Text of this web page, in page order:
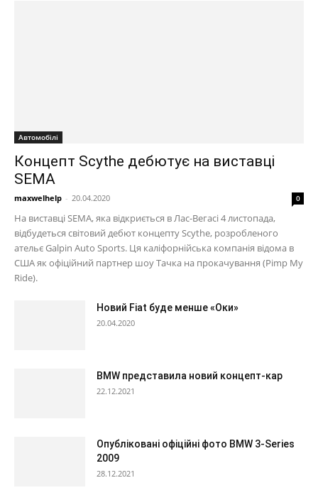
Автомобілі
Концепт Scythe дебютує на виставці
SEMA
maxwelhelp - 20.04.2020 0
На виставці SEMA, яка відкриється в Лас-Вегасі 4 листопада,
відбудеться світовий дебют концепту Scythe, розробленого
ательє Galpin Auto Sports. Ця каліфорнійська компанія відома в
США як офіційний партнер шоу Тачка на прокачування (Pimp My
Ride).
Новий Fiat буде менше «Оки»
20.04.2020
BMW представила новий концепт-кар
22.12.2021
Опубліковані офіційні фото BMW 3-Series
2009
28.12.2021